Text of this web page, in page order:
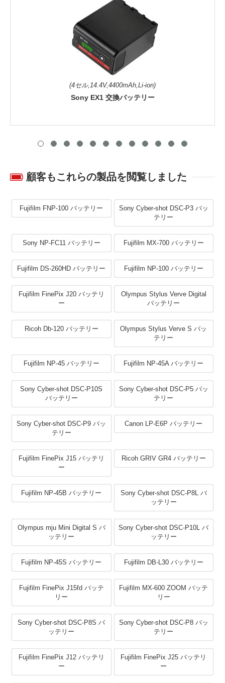
(4セル,14.4V,4400mAh,Li-ion)
Sony EX1 交換バッテリー
顧客もこれらの製品を閲覧しました
Fujifilm FNP-100 バッテリー
Sony Cyber-shot DSC-P3 バッ
テリー
Sony NP-FC11 バッテリー Fujifilm MX-700 バッテリー
Fujifilm DS-260HD バッテリー Fujifilm NP-100 バッテリー
Fujifilm FinePix J20 バッテリ
ー
Olympus Stylus Verve Digital
バッテリー
Ricoh Db-120 バッテリー
Olympus Stylus Verve S バッ
テリー
Fujifilm NP-45 バッテリー Fujifilm NP-45A バッテリー
Sony Cyber-shot DSC-P10S
バッテリー
Sony Cyber-shot DSC-P5 バッ
テリー
Sony Cyber-shot DSC-P9 バッ
テリー
Canon LP-E6P バッテリー
Fujifilm FinePix J15 バッテリ
ー
Ricoh GRIV GR4 バッテリー
Fujifilm NP-45B バッテリー
Sony Cyber-shot DSC-P8L バ
ッテリー
Olympus mju Mini Digital S バ
ッテリー
Sony Cyber-shot DSC-P10L バ
ッテリー
Fujifilm NP-45S バッテリー Fujifilm DB-L30 バッテリー
Fujifilm FinePix J15fd バッテ
リー
Fujifilm MX-600 ZOOM バッテ
リー
Sony Cyber-shot DSC-P8S バ
ッテリー
Sony Cyber-shot DSC-P8 バッ
テリー
Fujifilm FinePix J12 バッテリ
ー
Fujifilm FinePix J25 バッテリ
ー